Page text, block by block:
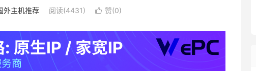
外主机推荐 阅读(4431)  赞(0)